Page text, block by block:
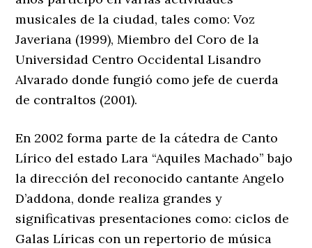
musicales de la ciudad, tales como: Voz
Javeriana (1999), Miembro del Coro de la
Universidad Centro Occidental Lisandro
Alvarado donde fungió como jefe de cuerda
de contraltos (2001).
En 2002 forma parte de la cátedra de Canto
Lírico del estado Lara “Aquiles Machado” bajo
la dirección del reconocido cantante Angelo
D’addona, donde realiza grandes y
significativas presentaciones como: ciclos de
Galas Líricas con un repertorio de música